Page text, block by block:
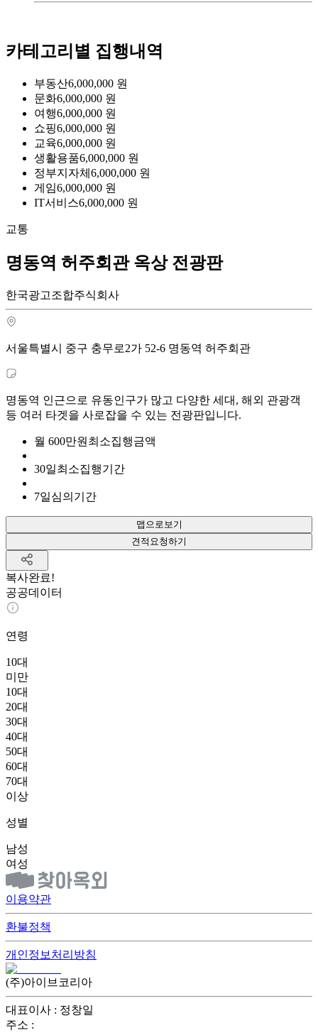
카테고리별 집행내역
부동산6,000,000 원
문화6,000,000 원
여행6,000,000 원
쇼핑6,000,000 원
교육6,000,000 원
생활용품6,000,000 원
정부지자체 6,000,000 원
게임6,000,000 원
IT서비스6,000,000 원
교통
명동역 허주회관 옥상 전광판
한국광고조합주식회사
서울특별시 중구 충무로2가 52-6 명동역 허주회관
명동역 인근으로 유동인구가 많고 다양한 세대, 해외 관광객
등 여러 타겟을 사로잡을 수 있는 전광판입니다.
월 600만원 최소집행금액
30일최소집행기간
7일심의기간
맵으로보기
견적요청하기
복사완료!
공공데이터
연령
10대
미만
10대
20대
30대
40대
50대
60대
70대
이상
성별
남성
여성
이용약관
환불정책
개인정보처리방침
(주)아이브코리아
대표이사 : 정창일
주소 :